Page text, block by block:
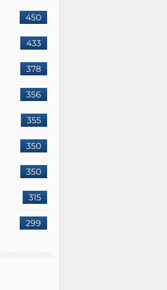
450
433
378
356
355
350
350
315
299